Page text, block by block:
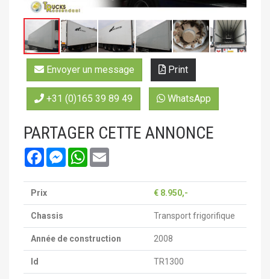
Envoyer un message Print
+31 (0)165 39 89 49 WhatsApp
PARTAGER CETTE ANNONCE
FacebookMessengerWhatsApp
Prix € 8.950,-
Chassis Transport frigorifique
Année de construction 2008
Id TR1300